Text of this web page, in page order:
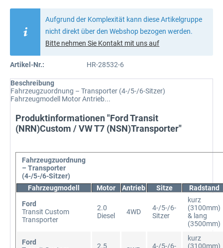
Aufgrund der Komplexität kann diese Artikelgruppe
nicht direkt über den Webshop bezogen werden.
Bitte nehmen Sie Kontakt mit uns auf
Artikel-Nr.: HR-28532-6
Beschreibung
Fahrzeugzuordnung – Transporter (4-/5-/6-Sitzer)
Fahrzeugmodell Motor Antrieb...
Produktinformationen "Ford Transit
(NRN)Custom / VW T7 (NSN)Transporter"
Fahrzeugzuordnung
– Transporter
(4-/5-/6-Sitzer)
Fahrzeugmodell
Motor Antrieb Sitze
Radstand
Ford
Transit Custom
Transporter
2.0
Diesel
4WD
4-/5-/6-
Sitzer
kurz
(3100mm)
& lang
(3500mm)
Ford
2.5
4-/5-/6-
kurz
(3100mm)